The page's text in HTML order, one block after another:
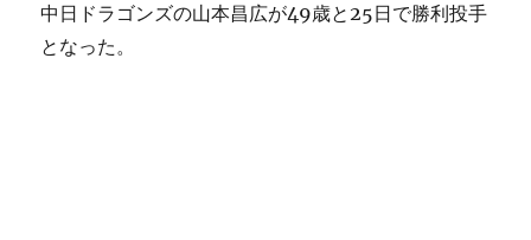
中日ドラゴンズの山本昌広が49歳と25日で勝利投手
となった。